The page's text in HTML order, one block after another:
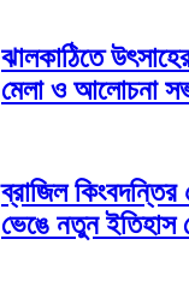
ঝালকাঠিতে
মেলা ও আলোচনা
ব্রাজিল
ভেঙে নতুন ইতিহাস